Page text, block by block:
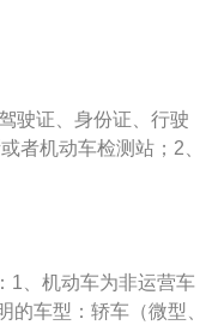
》进行的检验；2、目
车管所指定的车辆年
提的时，从2018年9月
均可在登记地以外的省
在任一家有资质的机
车委托书。
驶证、身份证、行驶
者机动车检测站；2、
全部交给工作人员，并
即上线检测，上线检车
着合格表到指定窗口领
保贴时，要各交一份行
天进行，合理安排时
1、机动车为非运营车
车型：轿车（微型、